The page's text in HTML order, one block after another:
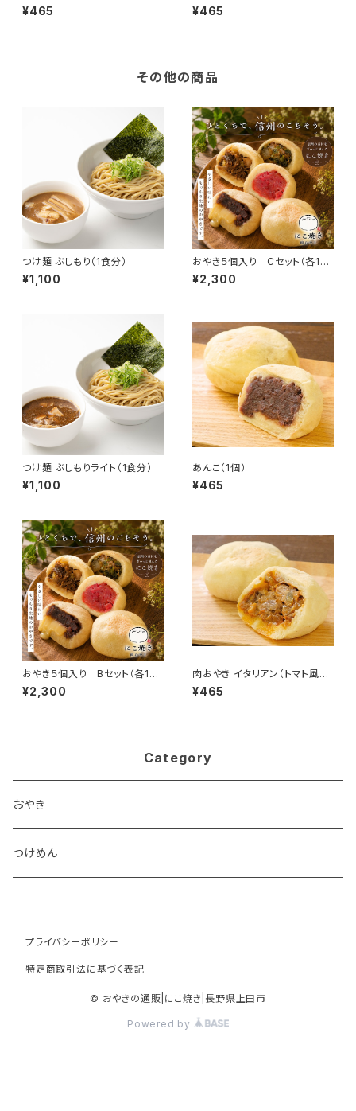
¥465 ¥465
その他の商品
つけ麺 ぶしもり（1食分）
¥1,100
おやき５個入り Cセット（各1
個）
¥2,300
つけ麺 ぶしもりライト（1食分）
¥1,100
あんこ（1個）
¥465
おやき５個入り Bセット（各1
個）
¥2,300
肉おやき イタリアン（トマト風
味）（1個）
¥465
Category
おやき
つけめん
プライバシーポリシー
特定商取引法に基づく表記
© おやきの通販|にこ焼き|長野県上田市
Powered by